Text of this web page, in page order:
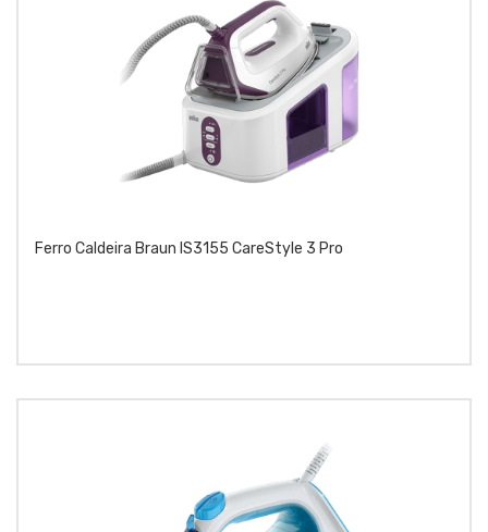
Ferro Caldeira Braun IS3155 CareStyle 3 Pro